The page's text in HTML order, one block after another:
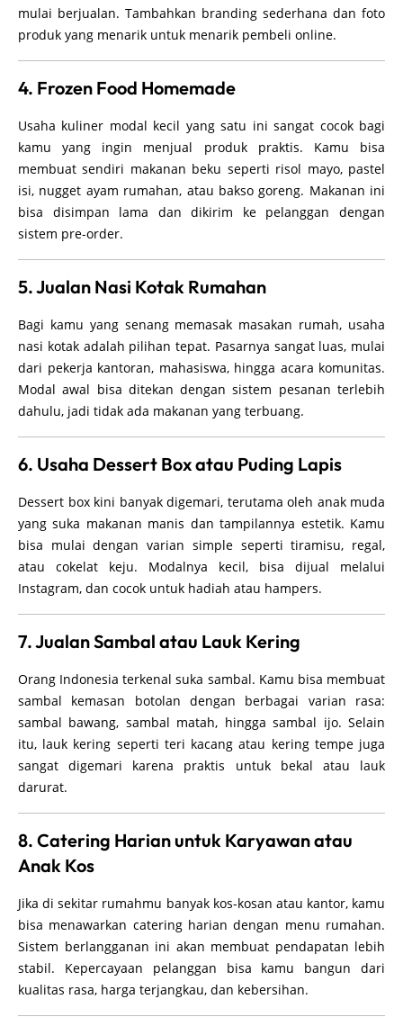
mulai berjualan. Tambahkan branding sederhana dan foto
produk yang menarik untuk menarik pembeli online.
4. Frozen Food Homemade
Usaha kuliner modal kecil yang satu ini sangat cocok bagi
kamu yang ingin menjual produk praktis. Kamu bisa
membuat sendiri makanan beku seperti risol mayo, pastel
isi, nugget ayam rumahan, atau bakso goreng. Makanan ini
bisa disimpan lama dan dikirim ke pelanggan dengan
sistem pre-order.
5. Jualan Nasi Kotak Rumahan
Bagi kamu yang senang memasak masakan rumah, usaha
nasi kotak adalah pilihan tepat. Pasarnya sangat luas, mulai
dari pekerja kantoran, mahasiswa, hingga acara komunitas.
Modal awal bisa ditekan dengan sistem pesanan terlebih
dahulu, jadi tidak ada makanan yang terbuang.
6. Usaha Dessert Box atau Puding Lapis
Dessert box kini banyak digemari, terutama oleh anak muda
yang suka makanan manis dan tampilannya estetik. Kamu
bisa mulai dengan varian simple seperti tiramisu, regal,
atau cokelat keju. Modalnya kecil, bisa dijual melalui
Instagram, dan cocok untuk hadiah atau hampers.
7. Jualan Sambal atau Lauk Kering
Orang Indonesia terkenal suka sambal. Kamu bisa membuat
sambal kemasan botolan dengan berbagai varian rasa:
sambal bawang, sambal matah, hingga sambal ijo. Selain
itu, lauk kering seperti teri kacang atau kering tempe juga
sangat digemari karena praktis untuk bekal atau lauk
darurat.
8. Catering Harian untuk Karyawan atau
Anak Kos
Jika di sekitar rumahmu banyak kos-kosan atau kantor, kamu
bisa menawarkan catering harian dengan menu rumahan.
Sistem berlangganan ini akan membuat pendapatan lebih
stabil. Kepercayaan pelanggan bisa kamu bangun dari
kualitas rasa, harga terjangkau, dan kebersihan.